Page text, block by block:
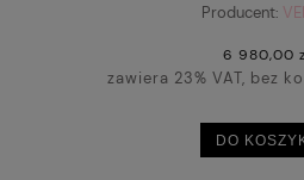
Producent:
6 980,00
zawiera 23% VAT, bez
DO